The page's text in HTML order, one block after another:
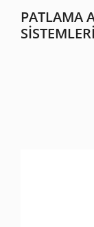
PATLAMA
SISTEMLERI